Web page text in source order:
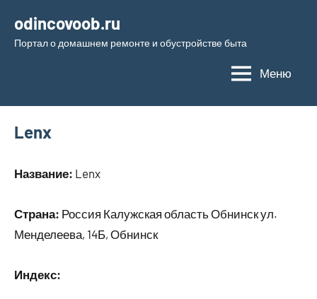
содержимому
odincovoob.ru
Портал о домашнем ремонте и обустройстве быта
Меню
Lenx
Название: Lenx
Страна: Россия Калужская область Обнинск ул.
Менделеева, 14Б, Обнинск
Индекс: